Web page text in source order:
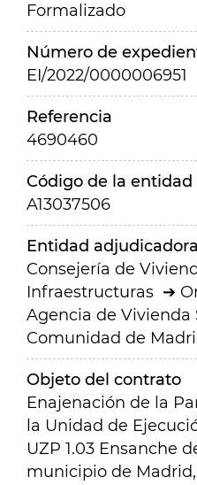
Formalizado
Número de
EI/2022/0000006951
Referencia
4690460
Código de la
A13037506
Entidad adjudicadora
Consejería de
Infraestructuras
Agencia de Vivienda
Comunidad de
Objeto del contrato
Enajenación de la
la Unidad de
UZP 1.03 Ensanche
municipio de